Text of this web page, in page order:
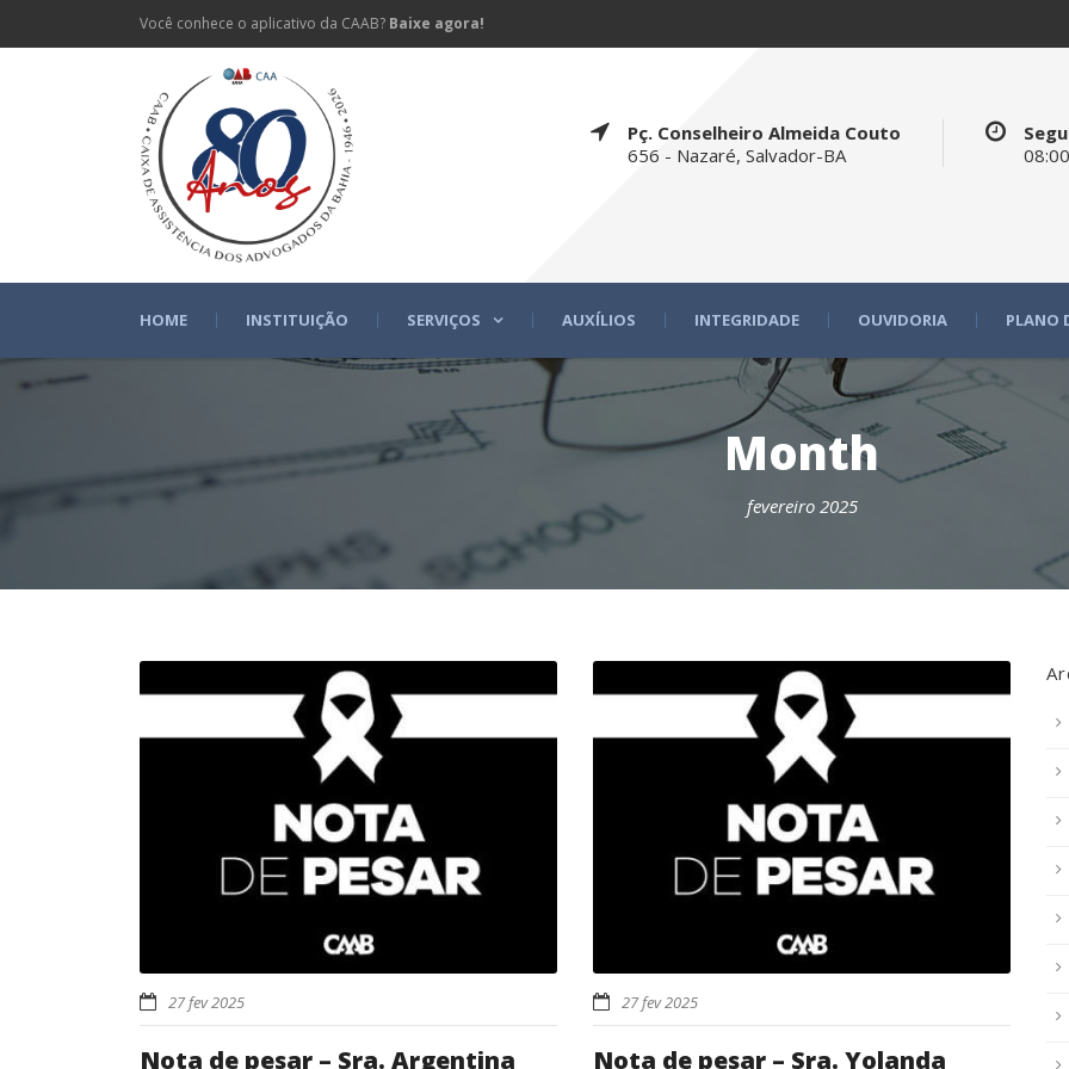
Você conhece o aplicativo da CAAB? Baixe agora!
Pç. Conselheiro Almeida Couto
656 - Nazaré, Salvador-BA
HOME INSTITUIÇÃO SERVIÇOS AUXÍLIOS INTEGRIDADE OUVIDORIA PLANO
Month
fevereiro 2025
27 fev 2025
Nota de pesar – Sra. Argentina
27 fev 2025
Nota de pesar – Sra. Yolanda